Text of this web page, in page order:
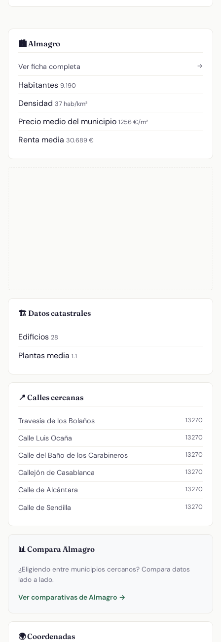
🏙️ Almagro
Ver ficha completa →
Habitantes 9.190
Densidad 37 hab/km²
Precio medio del municipio 1256 €/m²
Renta media 30.689 €
🏗️ Datos catastrales
Edificios 28
Plantas media 1.1
📍 Calles cercanas
Travesía de los Bolaños 13270
Calle Luis Ocaña 13270
Calle del Baño de los Carabineros 13270
Callejón de Casablanca 13270
Calle de Alcántara 13270
Calle de Sendilla 13270
📊 Compara Almagro
¿Eligiendo entre municipios cercanos? Compara datos
lado a lado.
Ver comparativas de Almagro →
🌍 Coordenadas